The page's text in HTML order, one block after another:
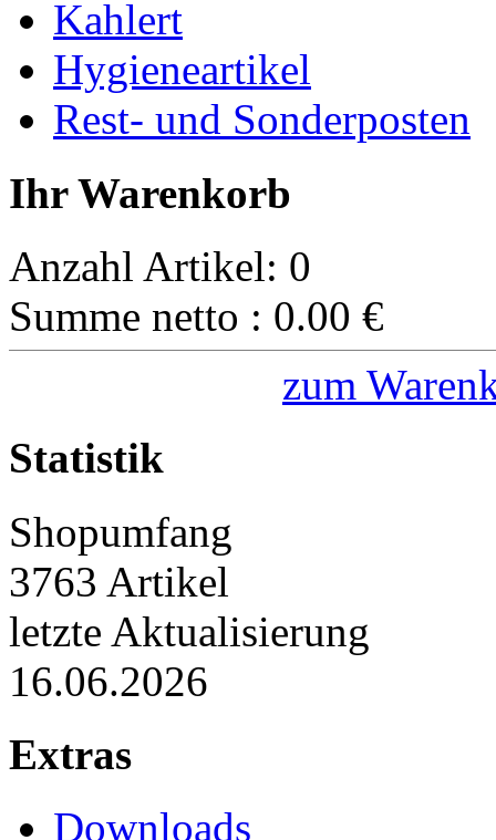
Kahlert
Hygieneartikel
Rest- und Sonderposten
Ihr Warenkorb
Anzahl Artikel: 0
Summe netto : 0.00 €
zum
Statistik
Shopumfang
3763 Artikel
letzte Aktualisierung
16.06.2026
Extras
Downloads